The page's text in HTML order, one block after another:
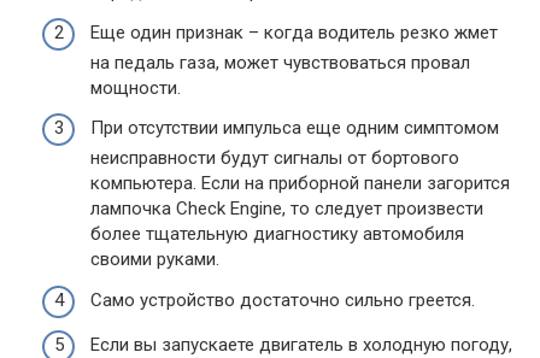
Еще один признак – когда водитель резко жмет
на педаль газа, может чувствоваться провал
мощности.
При отсутствии импульса еще одним симптомом
неисправности будут сигналы от бортового
компьютера. Если на приборной панели загорится
лампочка Check Engine, то следует произвести
более тщательную диагностику автомобиля
своими руками.
Само устройство достаточно сильно греется.
Если вы запускаете двигатель в холодную погоду,